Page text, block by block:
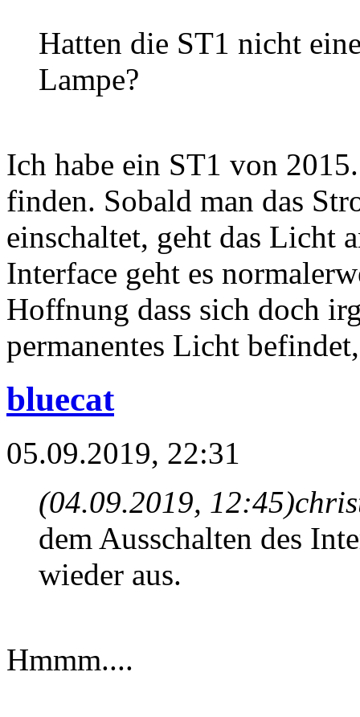
Hatten die ST1 nicht
Lampe?
Ich habe ein ST1 von
finden. Sobald man das
einschaltet, geht das Licht
Interface geht es
Hoffnung dass sich doch
permanentes Licht
bluecat
05.09.2019, 22:31
(04.09.2019, 12:45)
dem Ausschalten des
wieder aus.
Hmmm....